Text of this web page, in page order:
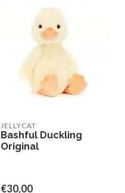
JELLYCAT
Bashful Duckling
Original
€30,00